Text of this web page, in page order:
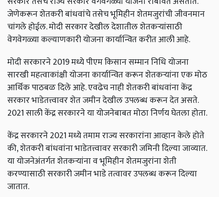
जेणेकरून शेतकरी बांधवांचे तसेच भूमिहीन शेतमजुरांची जीवनमान
चांगले होईल. मोदी सरकार देखील देशातील शेतकऱ्यांसाठी
वेगवेगळ्या कल्याणकारी योजना कार्यान्वित करीत आली आहे.
मोदी सरकारने 2019 मध्ये पीएम किसान सम्मान निधि योजना
सारखी महत्वाकांक्षी योजना कार्यान्वित करून शेतकऱ्यांना एक मोठ
आर्थिक पाठबळ दिले आहे. एवढेच नाही शेतकरी बांधवांना केंद्र
सरकार भाडेतत्त्वावर शेत जमीन देखील उपलब्ध करून देत असते.
2021 साली केंद्र सरकारने या योजनेबाबत मोठा निर्णय घेतला होता.
केंद्र सरकारने 2021 मध्ये तमाम राज्य सरकारांना आव्हान केले होते
की, शेतकरी बांधवांना भाडेतत्त्वावर सरकारी जमिनी दिल्या जाव्यात.
या योजनेअंतर्गत शेतकऱ्यांना व भूमिहीन शेतमजुरांना शेती
करण्यासाठी सरकारी जमीन भाडे तत्वावर उपलब्ध करून दिल्या
जातात.